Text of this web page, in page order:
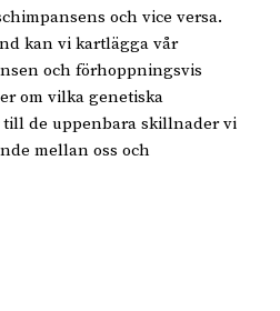
och vice versa.
kan vi kartlägga vår
och förhoppningsvis
om vilka genetiska
de uppenbara skillnader vi
mellan oss och